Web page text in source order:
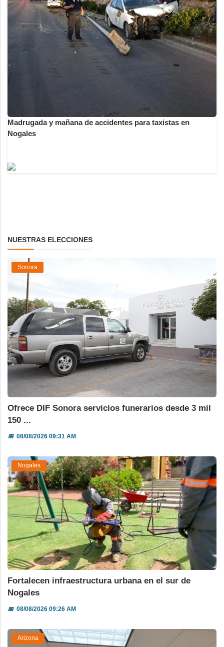
Madrugada y mañana de accidentes para taxistas en
Nogales
NUESTRAS ELECCIONES
Sonora
Ofrece DIF Sonora servicios funerarios desde 3 mil
150 ...
📅08/08/2026 09:31 AM
Nogales
Fortalecen infraestructura urbana en el sur de
Nogales
📅08/08/2026 09:26 AM
Arizona